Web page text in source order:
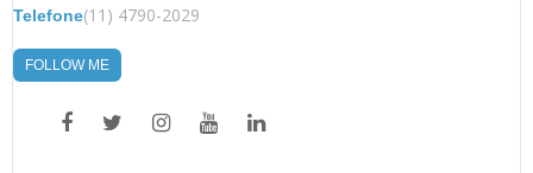
Telefone(11) 4790-2029
FOLLOW ME